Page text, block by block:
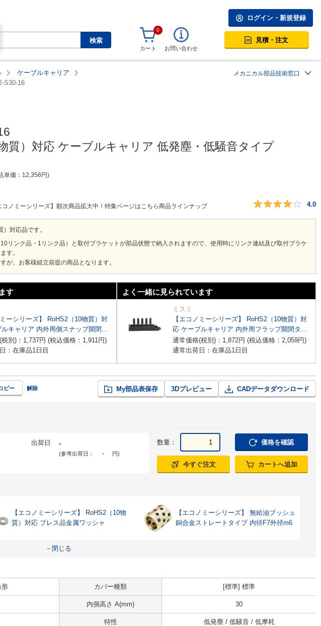
検索
ログイン・新規登録
0
カート お問い合わせ
見積・注文
ケーブルキャリア
S30-16
メカニカル部品技術窓口
質）対応 ケーブルキャリア 低発塵・低騒音タイプ
単価 12,356円
コノミーシリーズ】順次商品拡大中！特集ページはこちら商品ラインナップ 4.0
対応品です。
リンク品・1リンク品）と取付ブラケットが部品状態で納入されますので、使用時にリンク連結及び取付ブラケ
す。
が、お客様組立前提の商品となります。
す
ミーシリーズ】 RoHS2（10物質）対
キャリア 内外周側スナップ開閉タ
別)： 1,737円 (税込価格： 1,911円)
：在庫品1日目
よく一緒に見られています
ミスミ
【エコノミーシリーズ】 RoHS2（10物質）対
応 ケーブルキャリア 内外周フラップ開閉タイ
プ
通常価格(税別)： 1,872円 (税込価格： 2,059円)
通常出荷日：在庫品1日目
ピー 解除 My部品表保存 3Dプレビュー CADデータダウンロード
出荷日 -
(参考出荷日： - 円)
数量： 価格を確認
今すぐ注文 カートへ追加
【エコノミーシリーズ】 RoHS2（10物
質）対応 プレス品金属ワッシャ
【エコノミーシリーズ】 無給油ブッシュ
銅合金ストレートタイプ 内径F7外径m6
－閉じる
形 カバー種類 [標準] 標準
内側高さ A(mm) 30
特性 低発塵 / 低騒音 / 低摩耗